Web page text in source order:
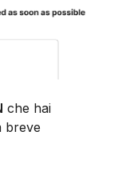
che hai
breve